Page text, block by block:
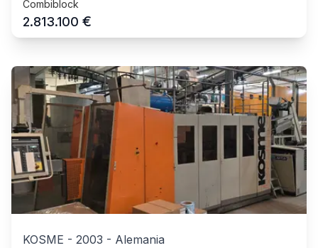
Combiblock
2.813.100 €
KOSME - 2003 - Alemania